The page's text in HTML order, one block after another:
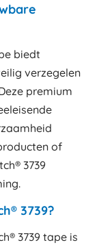
biedt
verzegelen
premium
of
3739
3739?
3739 tape is